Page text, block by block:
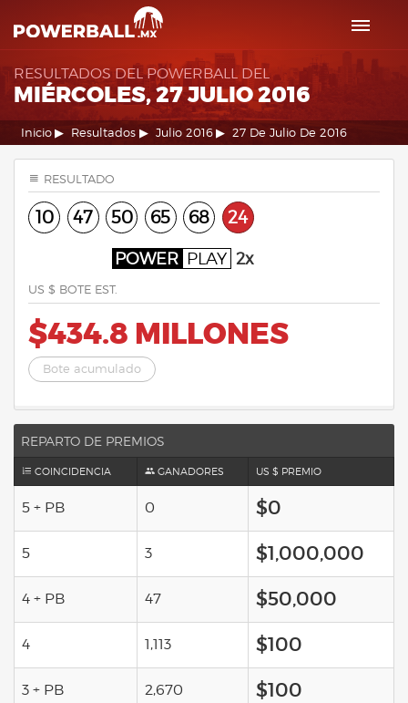
RESULTADOS DEL POWERBALL DEL
MIÉRCOLES, 27 JULIO 2016
Inicio Resultados Julio 2016 27 De Julio De 2016
RESULTADO
10 47 50 65 68 24
POWER PLAY 2x
US $ BOTE EST.
$434.8 MILLONES
Bote acumulado
REPARTO DE PREMIOS
COINCIDENCIA GANADORES US $ PREMIO
5 + PB 0 $0
5 3 $1,000,000
4 + PB 47 $50,000
4 1,113 $100
3 + PB 2,670 $100